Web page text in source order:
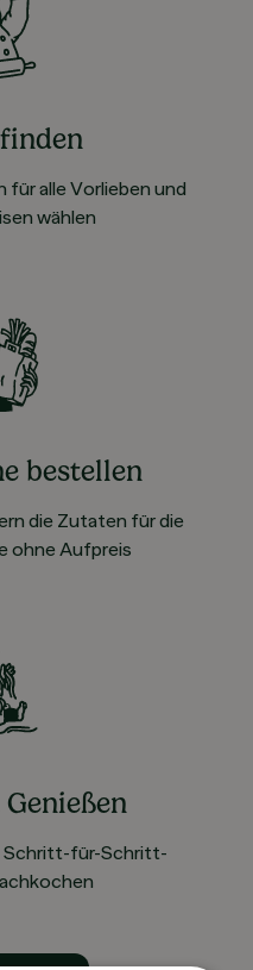
für alle Vorlieben und
wählen
bestellen
die Zutaten für die
ohne Aufpreis
Schritt-für-Schritt-